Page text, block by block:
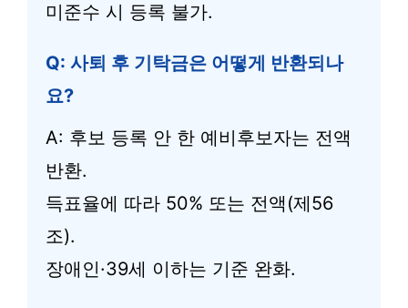
미준수 시 등록 불가.
Q: 사퇴 후 기탁금은 어떻게 반환되나
요?
A: 후보 등록 안 한 예비후보자는 전액
반환.
득표율에 따라 50% 또는 전액(제56
조).
장애인·39세 이하는 기준 완화.